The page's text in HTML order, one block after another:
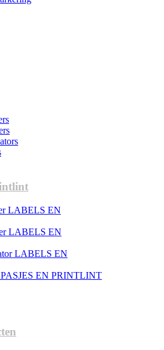
LABELS EN
LABELS EN
LABELS EN
PASJES EN PRINTLINT